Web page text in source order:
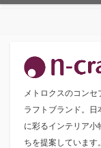
メトロクスのコン
ラフトブランド。
に彩るインテリア
ちを提案しています。